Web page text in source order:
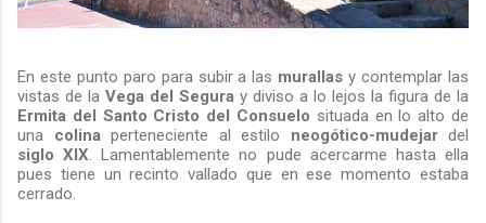
En este punto paro para subir a las murallas y contemplar las
vistas de la Vega del Segura y diviso a lo lejos la figura de la
Ermita del Santo Cristo del Consuelo situada en lo alto de
una colinaperteneciente al estilo neogótico-mudejardel
siglo XIX. Lamentablemente no pude acercarme hasta ella
pues tiene un recinto vallado que en ese momento estaba
cerrado.